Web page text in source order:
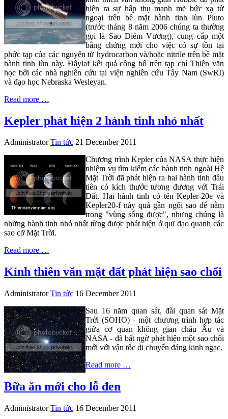
hiện ra sự hấp thụ mạnh mẽ bức xạ tử
ngoại trên bề mặt hành tinh lùn Pluto
(trước tháng 8 năm 2006 chúng ta thường
gọi là Sao Diêm Vương), cung cấp một
bằng chứng mới cho việc có sự tồn tại
phức tạp của các nguyên tử hydrocarbon và/hoặc nitrile trên bề mặt
hành tinh lùn này. Đâylaf kết quả công bố trên tạp chí Thiên văn
học bởi các nhà nghiên cứu tại viện nghiên cứu Tây Nam (SwRI)
và đạo học Nebraska Wesleyan.
Read more …
Kepler phát hiện 2 hành tinh nhỏ nhất
Administrator Tin tức 21 December 2011
Chương trình Kepler của NASA thực hiện
nhiệm vụ tìm kiếm các hành tinh ngoài Hệ
Mặt Trời đã phát hiện ra hai hành tinh đầu
tiên có kích thước tương đương với Trái
Đất. Hai hành tinh có tên Kepler-20e và
Kepler20-f này quá gần ngôi sao để nằm
trong "vùng sống được", nhưng chúng là
những hành tinh nhỏ nhất từng được phát hiện ở quĩ đạo quanh các
sao cỡ Mặt Trời.
Read more …
Kính thiên văn mặt đất phát hiện sao chổi
Administrator Tin tức 16 December 2011
Sau 16 năm quan sát, đài quan sát Mặt
Trời (SOHO) - một chương trình hợp tác
giữa cơ quan không gian châu Âu và
NASA - đã bất ngờ phát hiện một sao chổi
mới với vận tốc di chuyển đáng kinh ngạc.
Read more …
Bữa ăn mới cho lỗ đen
Administrator Tin tức 16 December 2011